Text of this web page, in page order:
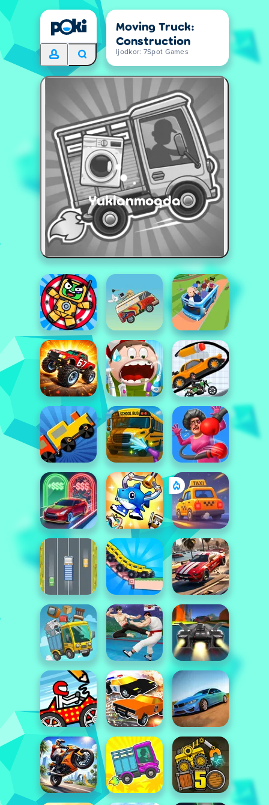
Moving Truck:
Construction
Ijodkor: 7Spot Games
Yuklanmoqda